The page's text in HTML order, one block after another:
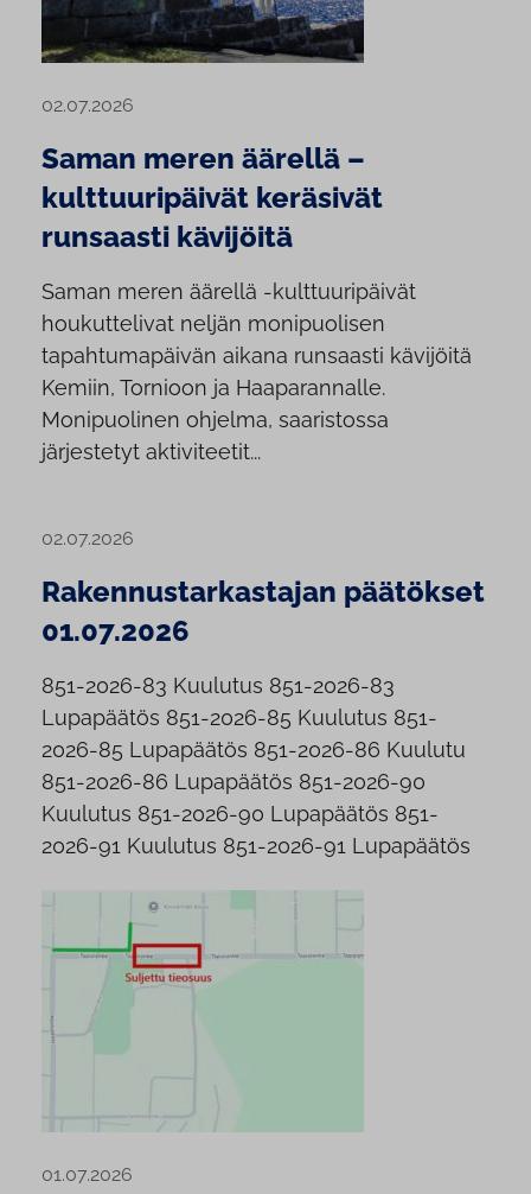
02.07.2026
Saman meren äärellä –
kulttuuripäivät keräsivät
runsaasti kävijöitä
Saman meren äärellä -kulttuuripäivät
houkuttelivat neljän monipuolisen
tapahtumapäivän aikana runsaasti kävijöitä
Kemiin, Tornioon ja Haaparannalle.
Monipuolinen ohjelma, saaristossa
järjestetyt aktiviteetit...
02.07.2026
Rakennustarkastajan päätökset
01.07.2026
851-2026-83 Kuulutus 851-2026-83
Lupapäätös 851-2026-85 Kuulutus 851-
2026-85 Lupapäätös 851-2026-86 Kuulutu
851-2026-86 Lupapäätös 851-2026-90
Kuulutus 851-2026-90 Lupapäätös 851-
2026-91 Kuulutus 851-2026-91 Lupapäätös
01.07.2026